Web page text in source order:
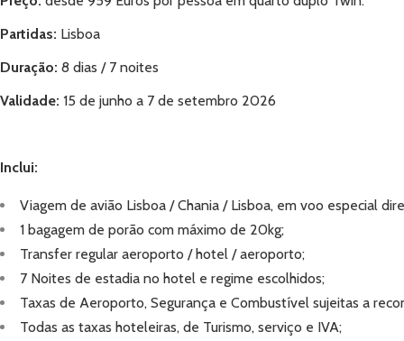
Partidas: Lisboa
Duração: 8 dias / 7 noites
Validade: 15 de junho a 7 de setembro 2026
Inclui:
Viagem de avião Lisboa / Chania / Lisboa, em voo especial
1 bagagem de porão com máximo de 20kg;
Transfer regular aeroporto / hotel / aeroporto;
7 Noites de estadia no hotel e regime escolhidos;
Taxas de Aeroporto, Segurança e Combustível sujeitas a
Todas as taxas hoteleiras, de Turismo, serviço e IVA;